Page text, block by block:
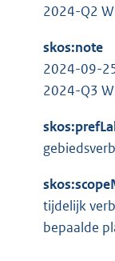
2024-Q2
skos:note
2024-09-
2024-Q3
tijdelijk
bepaalde